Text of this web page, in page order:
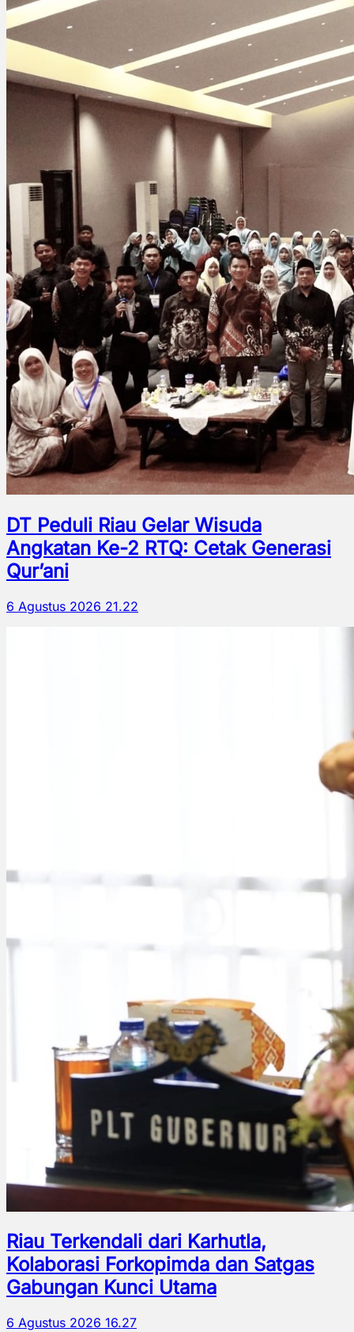
DT Peduli Riau Gelar Wisuda
Angkatan Ke-2 RTQ: Cetak Generasi
Qur’ani
6 Agustus 2026 21.22
Riau Terkendali dari Karhutla,
Kolaborasi Forkopimda dan Satgas
Gabungan Kunci Utama
6 Agustus 2026 16.27